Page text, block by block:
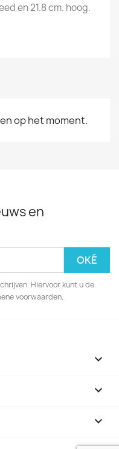
en 21.8 cm. hoog.
op het moment.
en
Hiervoor kunt u de
voorwaarden.


